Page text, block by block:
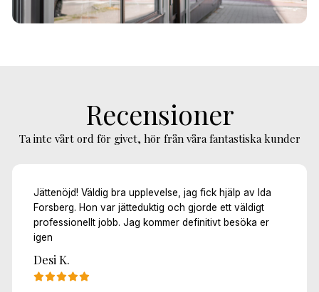
Recensioner
Ta inte vårt ord för givet, hör från våra fantastiska kunder
Jättenöjd! Väldig bra upplevelse, jag fick hjälp av Ida
Forsberg. Hon var jätteduktig och gjorde ett väldigt
professionellt jobb. Jag kommer definitivt besöka er
igen
Desi K.